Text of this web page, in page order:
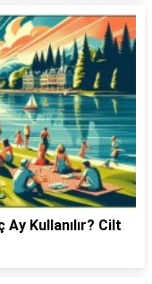
Ay Kullanılır? Cilt